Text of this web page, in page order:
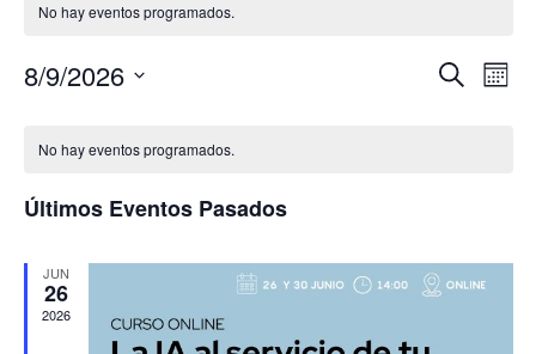
No hay eventos programados.
Buscar
de
Mes
8/9/2026
fecha.
de
Eventos
No hay eventos programados.
Últimos Eventos Pasados
JUN
26
2026